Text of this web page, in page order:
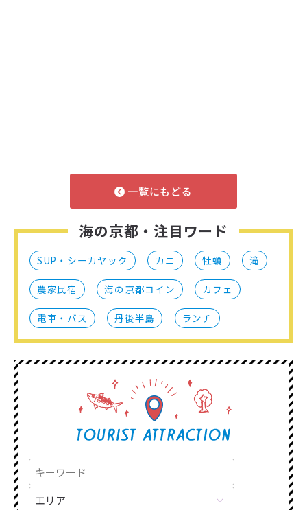
一覧にもどる
海の京都・注目ワード
SUP・シーカヤック カニ 牡蠣 滝
農家民宿 海の京都コイン カフェ
電車・バス 丹後半島 ランチ